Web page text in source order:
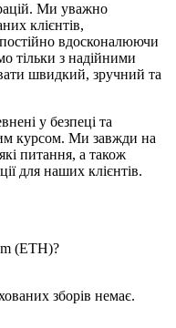
Ми уважно
клієнтів,
вдосконалюючи
тільки з надійними
швидкий, зручний та
у безпеці та
курсом. Ми завжди на
питання, а також
для наших клієнтів.
(ETH)?
зборів немає.